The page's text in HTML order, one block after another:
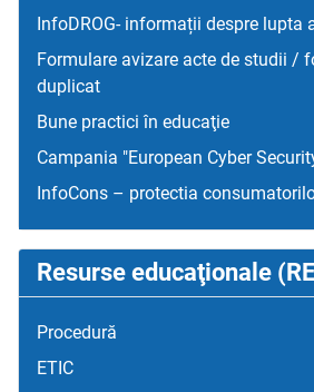
InfoDROG- informații despre lupta
Formulare avizare acte de studii /
duplicat
Bune practici în educaţie
Campania "European Cyber
InfoCons – protectia
Resurse educaţionale
Procedură
ETIC